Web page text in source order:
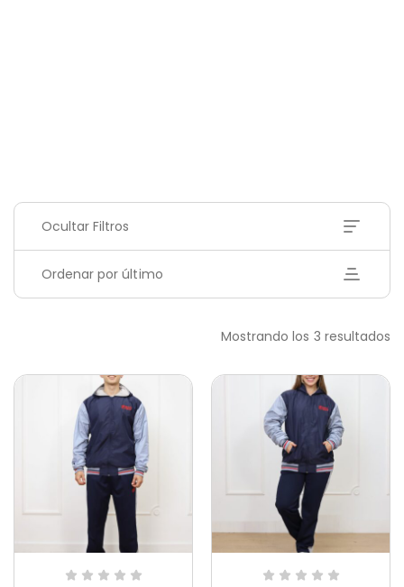
Ocultar Filtros
Ordenar por último
Mostrando los 3 resultados